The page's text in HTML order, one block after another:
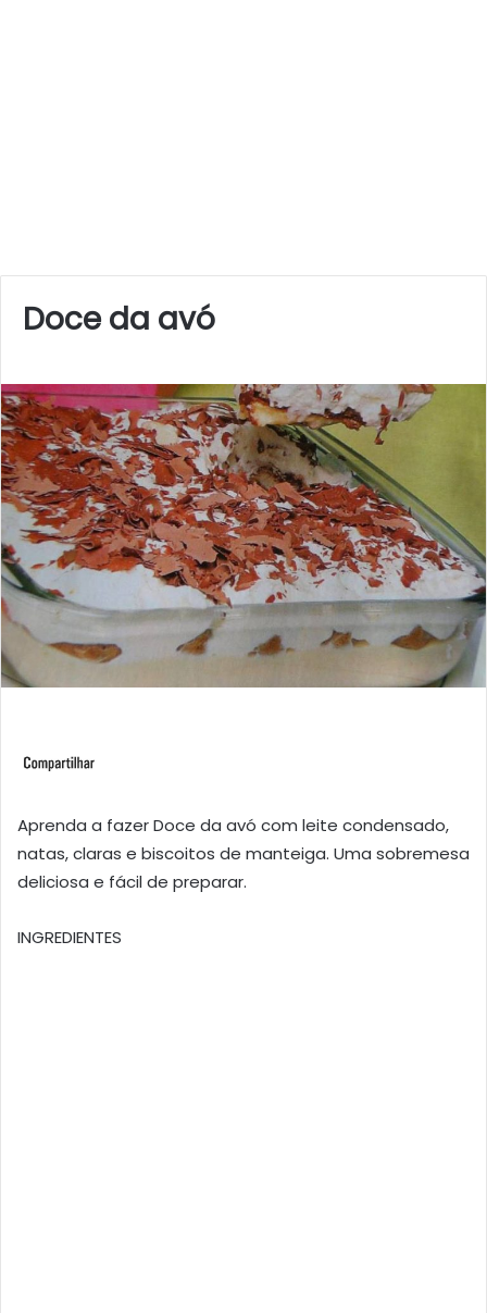
Doce da avó
Aprenda a fazer Doce da avó com leite condensado,
natas, claras e biscoitos de manteiga. Uma sobremesa
deliciosa e fácil de preparar.
INGREDIENTES